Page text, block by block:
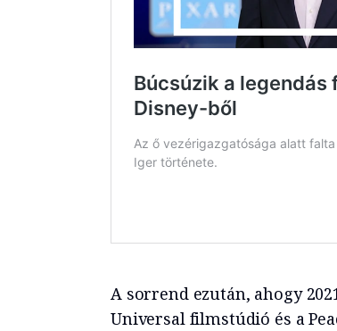
A sorrend ezután, ahogy
Universal filmstúdió és a